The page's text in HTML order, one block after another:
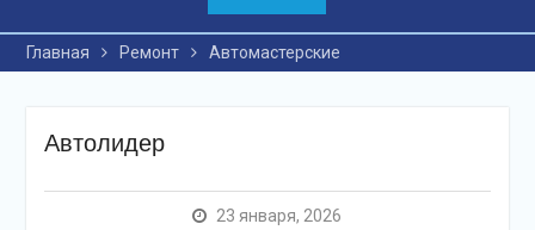
Главная Ремонт Автомастерские
Автолидер
23 января, 2026